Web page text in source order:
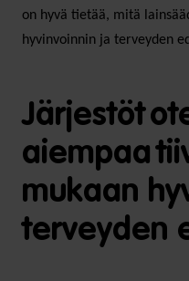
on hyvä tietää, mitä
hyvinvoinnin ja terveyden
Järjestöt
aiempaa
mukaan
terveyden